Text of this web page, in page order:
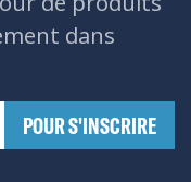
dans
​POUR S'INSCRIRE